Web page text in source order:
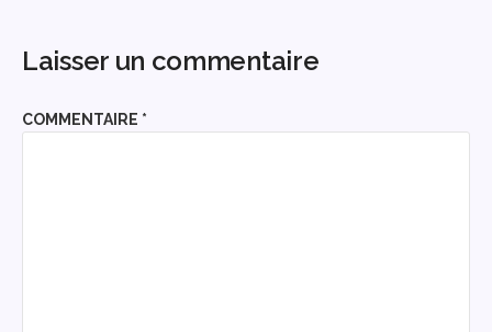
Laisser un commentaire
COMMENTAIRE *